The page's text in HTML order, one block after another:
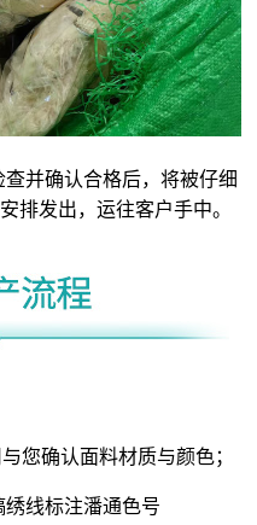
并确认合格后，将被仔细
排发出，运往客户手中。
您确认面料材质与颜色；
线标注潘通色号